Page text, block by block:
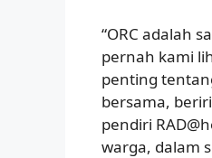
“ORC adalah
pernah kami
penting
bersama,
pendiri
warga, dalam